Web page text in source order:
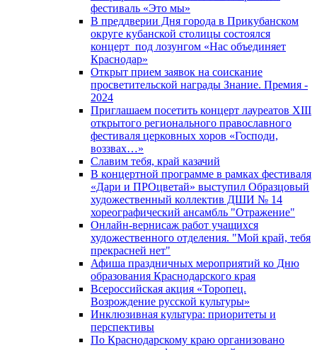
фестиваль «Это мы»
В преддверии Дня города в Прикубанском
округе кубанской столицы состоялся
концерт под лозунгом «Нас объединяет
Краснодар»
Открыт прием заявок на соискание
просветительской награды Знание. Премия -
2024
Приглашаем посетить концерт лауреатов XIII
открытого регионального православного
фестиваля церковных хоров «Господи,
воззвах…»
Славим тебя, край казачий
В концертной программе в рамках фестиваля
«Дари и ПРОцветай» выступил Образцовый
художественный коллектив ДШИ № 14
хореографический ансамбль "Отражение"
Онлайн-вернисаж работ учащихся
художественного отделения. "Мой край, тебя
прекрасней нет"
Афиша праздничных мероприятий ко Дню
образования Краснодарского края
Всероссийская акция «Торопец.
Возрождение русской культуры»
Инклюзивная культура: приоритеты и
перспективы
По Краснодарскому краю организовано